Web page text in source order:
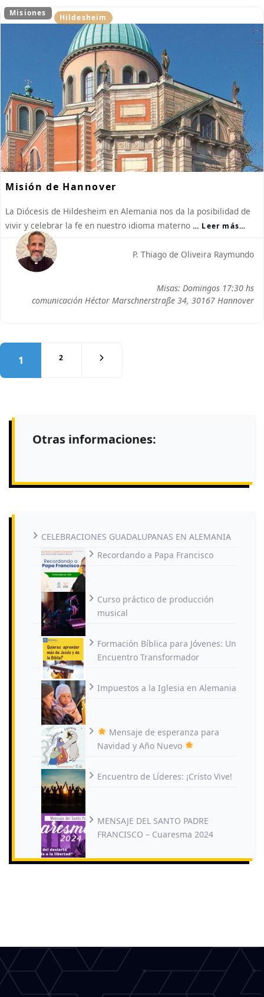
Misiones Hildesheim
Misión de Hannover
La Diócesis de Hildesheim en Alemania nos da la posibilidad de
vivir y celebrar la fe en nuestro idioma materno … Leer más…
P. Thiago de Oliveira Raymundo
Misas: Domingos 17:30 hs
comunicación Héctor Marschnerstraße 34, 30167 Hannover
Posts navegación
1 2 Entradas anteriores
Otras informaciones:
CELEBRACIONES GUADALUPANAS EN ALEMANIA
Recordando a Papa Francisco
Curso práctico de producción
musical
Formación Bíblica para Jóvenes: Un
Encuentro Transformador
Impuestos a la Iglesia en Alemania
Mensaje de esperanza para
Navidad y Año Nuevo
Encuentro de Líderes: ¡Cristo Vive!
MENSAJE DEL SANTO PADRE
FRANCISCO – Cuaresma 2024